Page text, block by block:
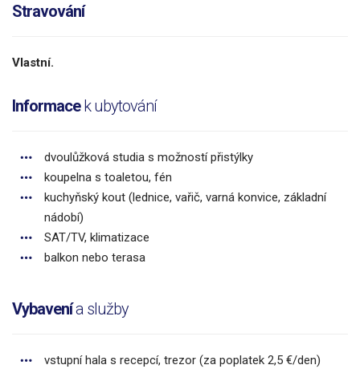
Stravování
Vlastní.
Informacek ubytování
dvoulůžková studia s možností přistýlky
koupelna s toaletou, fén
kuchyňský kout (lednice, vařič, varná konvice, základní
nádobí)
SAT/TV, klimatizace
balkon nebo terasa
Vybavenía služby
vstupní hala s recepcí, trezor (za poplatek 2,5 €/den)